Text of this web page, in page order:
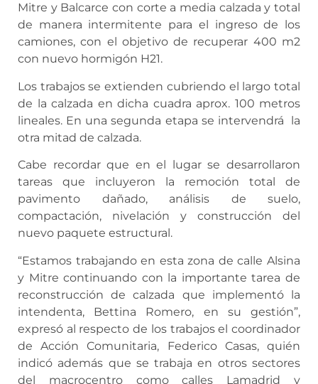
Mitre y Balcarce con corte a media calzada y total
de manera intermitente para el ingreso de los
camiones, con el objetivo de recuperar 400 m2
con nuevo hormigón H21.
Los trabajos se extienden cubriendo el largo total
de la calzada en dicha cuadra aprox. 100 metros
lineales. En una segunda etapa se intervendrá la
otra mitad de calzada.
Cabe recordar que en el lugar se desarrollaron
tareas que incluyeron la remoción total de
pavimento dañado, análisis de suelo,
compactación, nivelación y construcción del
nuevo paquete estructural.
“Estamos trabajando en esta zona de calle Alsina
y Mitre continuando con la importante tarea de
reconstrucción de calzada que implementó la
intendenta, Bettina Romero, en su gestión”,
expresó al respecto de los trabajos el coordinador
de Acción Comunitaria, Federico Casas, quién
indicó además que se trabaja en otros sectores
del macrocentro como calles Lamadrid y